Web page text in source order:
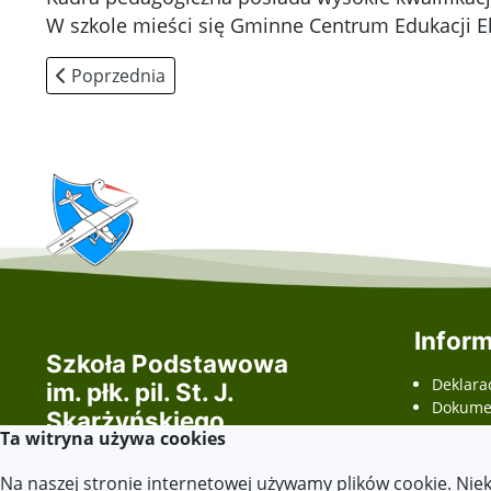
W szkole mieści się Gminne Centrum Edukacji
Poprzednia strona: Historia Szkoły
Poprzednia
Szkoła Podstawowa
im. płk. pil. St. J.
Skarżyńskiego
w Skarżynie
(ETR -
wnioski
Ta witryna używa cookies
Na naszej stronie internetowej używamy plików cookie.